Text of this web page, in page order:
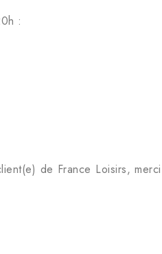
:
de France Loisirs,